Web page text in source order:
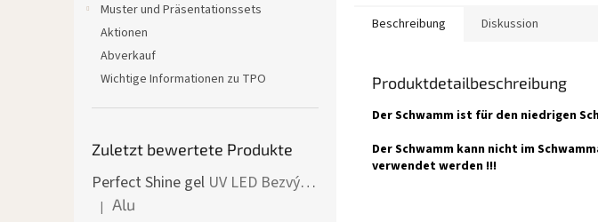
Muster und Präsentationssets
Aktionen
Abverkauf
Wichtige Informationen zu TPO
Zuletzt bewertete Produkte
Perfect Shine gel UV LED Bezvýpotkový lesk
Die Produktbewertung beträgt 5 von 5 Sternen.
| Alu
Beschreibung Diskussion
Produktdetailbeschreibung
Der Schwamm ist für den niedrigen
Der Schwamm kann nicht im
verwendet werden !!!